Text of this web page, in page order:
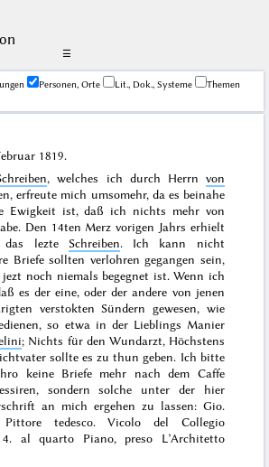
☰
Personen, Orte Lit., Dok., Systeme
Themen
1819.
, welches ich durch Herrn von
erfreute mich umsomehr, da es beinahe
Ewigkeit ist, daß ich nichts mehr von
Den 14ten Merz vorigen Jahrs erhielt
lezte Schreiben. Ich kann nicht
Briefe sollten verlohren gegangen sein,
noch niemals begegnet ist. Wenn ich
es der eine, oder der andere von jenen
verstokten Sündern gewesen, wie
so etwa in der Lieblings Manier
; Nichts für den Wundarzt, Höchstens
sollte es zu thun geben. Ich bitte
keine Briefe mehr nach dem Caffe
sondern solche unter der hier
an mich ergehen zu lassen: Gio.
tedesco. Vicolo del Collegio
al quarto Piano, preso L’Architetto